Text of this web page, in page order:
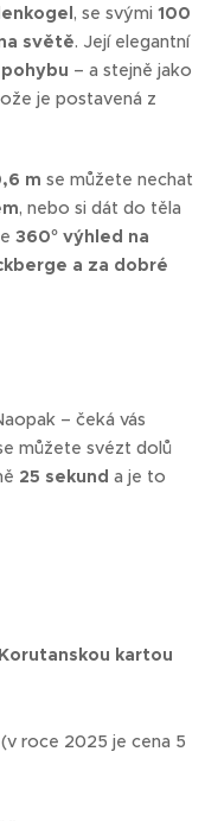
, se svými 100
světě. Její elegantní
– a stejně jako
je postavená z
m se můžete nechat
, nebo si dát do těla
360° výhled na
a za dobré
– čeká vás
můžete svézt dolů
25 sekund a je to
kartou
(v roce 2025 je cena 5